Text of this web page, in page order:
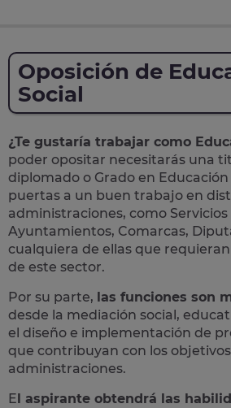
Oposición de
Social
¿Te gustaría trabajar como
poder opositar necesitarás una
diplomado o Grado en Educación
puertas a un buen trabajo en
administraciones, como Servicios
Ayuntamientos, Comarcas,
cualquiera de ellas que
de este sector.
Por su parte, las funciones son
desde la mediación social,
el diseño e implementación de
que contribuyan con los
administraciones.
El aspirante obtendrá las